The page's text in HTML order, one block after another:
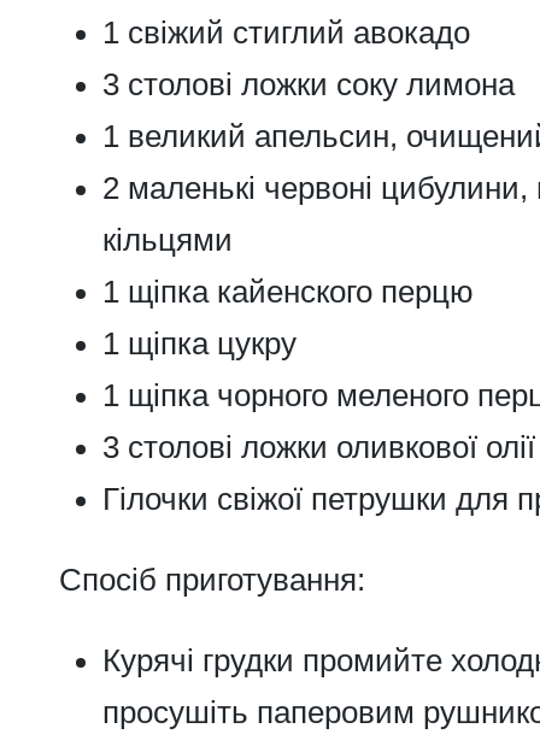
1 свіжий стиглий авокадо
3 столові ложки соку лимона
1 великий апельсин,
2 маленькі червоні цибулини,
кільцями
1 щіпка кайенского перцю
1 щіпка цукру
1 щіпка чорного меленого
3 столові ложки оливкової олії
Гілочки свіжої петрушки для
Спосіб приготування:
Курячі грудки промийте
просушіть паперовим